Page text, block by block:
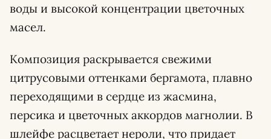
воды и высокой концентрации цветочных
масел.
Композиция раскрывается свежими
цитрусовыми оттенками бергамота, плавно
переходящими в сердце из жасмина,
персика и цветочных аккордов магнолии. В
шлейфе расцветает нероли, что придает